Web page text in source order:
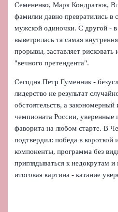
Семененко, Марк Кондратюк,
фамилии давно превратились в
мужской одиночки. С другой -
выветрилась та самая
прорывы, заставляет
"вечного претендента".
Сегодня Петр Гуменник -
лидерство не результат
обстоятельств, а закономерный
чемпионата России, уверенные
фаворита на любом старте. В
подтвердил: победа в короткой
компоненты, программа без
приглядываться к недокрутам
итоговая картина - катание